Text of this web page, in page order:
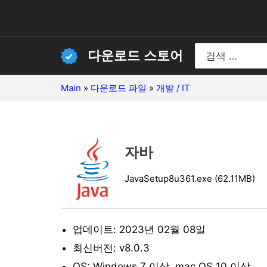
다운로드 스토어
Search
for:
Main » 다운로드 파일 » 개발 / IT
자바
JavaSetup8u361.exe (62.11MB)
업데이트: 2023년 02월 08일
최신버전: v8.0.3